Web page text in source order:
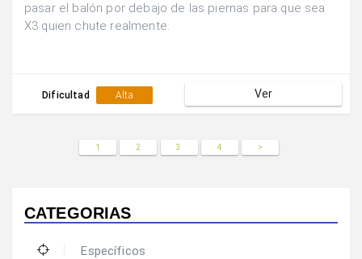
pasar el balón por debajo de las piernas para que sea
X3 quien chute realmente.
Dificultad Alta Ver
1 2 3 4 >
CATEGORIAS
Específicos